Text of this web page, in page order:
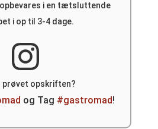
opbevares i en tætsluttende
i op til 3-4 dage.
prøvet opskriften?
og Tag #gastromad!